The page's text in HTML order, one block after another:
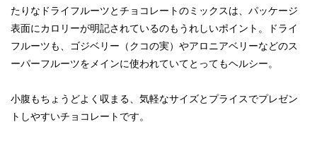
たりなドライフルーツとチョコレートのミックスは、パッケージ
表面にカロリーが明記されているのもうれしいポイント。ドライ
フルーツも、ゴジベリー（クコの実）やアロニアベリーなどのス
ーパーフルーツをメインに使われていてとってもヘルシー。
小腹もちょうどよく収まる、気軽なサイズとプライスでプレゼン
トしやすいチョコレートです。